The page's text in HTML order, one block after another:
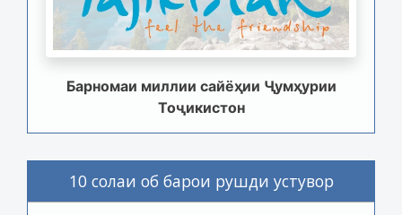
Барномаи миллии сайёҳии Ҷумҳурии
Тоҷикистон
10 солаи об барои рушди устувор